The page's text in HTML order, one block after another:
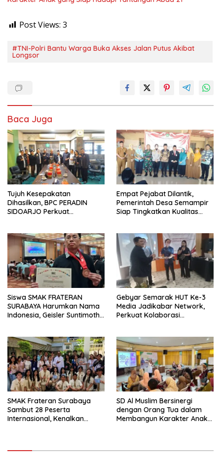
Post Views: 3
#TNI-Polri Bantu Warga Buka Akses Jalan Putus Akibat
Longsor
Baca Juga
Tujuh Kesepakatan
Dihasilkan, BPC PERADIN
SIDOARJO Perkuat
Empat Pejabat Dilantik,
Pemerintah Desa Semampir
Siap Tingkatkan Kualitas
Siswa SMAK FRATERAN
SURABAYA Harumkan Nama
Indonesia, Geisler Suntimothy
Gebyar Semarak HUT Ke-3
Media Jadikabar Network,
Perkuat Kolaborasi
Pariwisata Kota Malang
SMAK Frateran Surabaya
Sambut 28 Peserta
Internasional, Kenalkan
SD Al Muslim Bersinergi
dengan Orang Tua dalam
Membangun Karakter Anak